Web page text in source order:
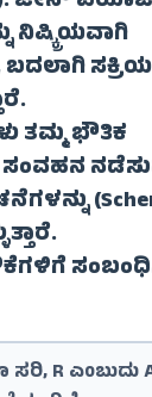
ನಿಷ್ಕ್ರಿಯವಾಗಿ
ಬದಲಾಗಿ
ತಮ್ಮ ಭೌತಿಕ
ಸರಿ, R ಎಂಬುದು